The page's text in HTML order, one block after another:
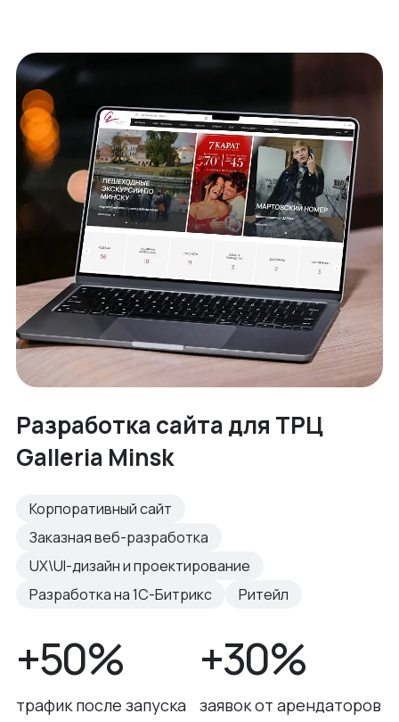
Разработка сайта для ТРЦ
Galleria Minsk
Корпоративный сайт
Заказная веб-разработка
UX\UI-дизайн и проектирование
Разработка на 1С-Битрикс
Ритейл
+50%
трафик после запуска
+30%
заявок от арендаторов